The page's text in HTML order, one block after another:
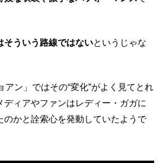
そういう路線ではないというじゃな
アン」ではその“変化”がよく見てとれ
ディアやファンはレディー・ガガに
のかと詮索心を発動していたようで